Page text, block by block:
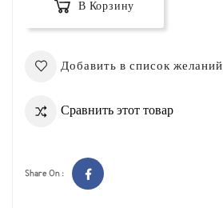
В Корзину
Добавить в список желаний
Сравнить этот товар
Share On :